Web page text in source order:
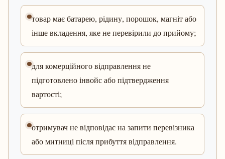
товар має батарею, рідину, порошок, магніт або
інше вкладення, яке не перевірили до прийому;
для комерційного відправлення не
підготовлено інвойс або підтвердження
вартості;
отримувач не відповідає на запити перевізника
або митниці після прибуття відправлення.